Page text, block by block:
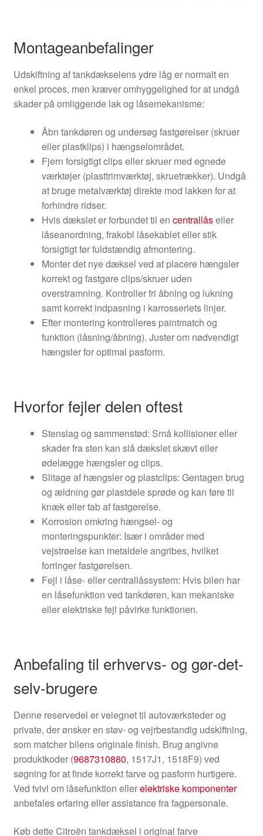
Montageanbefalinger
Udskiftning af tankdækselens ydre låg er normalt en
enkel proces, men kræver omhyggelighed for at undgå
skader på omliggende lak og låsemekanisme:
Åbn tankdøren og undersøg fastgørelser (skruer
eller plastklips) i hængselområdet.
Fjern forsigtigt clips eller skruer med egnede
værktøjer (plasttrimværktøj, skruetrækker). Undgå
at bruge metalværktøj direkte mod lakken for at
forhindre ridser.
Hvis dækslet er forbundet til en centrallåseller
låseanordning, frakobl låsekablet eller stik
forsigtigt før fuldstændig afmontering.
Monter det nye dæksel ved at placere hængsler
korrekt og fastgøre clips/skruer uden
overstramning. Kontroller fri åbning og lukning
samt korrekt indpasning i karrosseriets linjer.
Efter montering kontrolleres paintmatch og
funktion (låsning/åbning). Juster om nødvendigt
hængsler for optimal pasform.
Hvorfor fejler delen oftest
Stenslag og sammenstød: Små kollisioner eller
skader fra sten kan slå dækslet skævt eller
ødelægge hængsler og clips.
Slitage af hængsler og plastclips: Gentagen brug
og ældning gør plastdele sprøde og kan føre til
knæk eller tab af fastgørelse.
Korrosion omkring hængsel- og
monteringspunkter: Især i områder med
vejstrøelse kan metaldele angribes, hvilket
forringer fastgørelsen.
Fejl i låse- eller centrallåssystem: Hvis bilen har
en låsefunktion ved tankdøren, kan mekaniske
eller elektriske fejl påvirke funktionen.
Anbefaling til erhvervs- og gør-det-
selv-brugere
Denne reservedel er velegnet til autoværksteder og
private, der ønsker en støv- og vejrbestandig udskiftning,
som matcher bilens originale finish. Brug angivne
produktkoder (9687310880, 1517J1, 1518F9) ved
søgning for at finde korrekt farve og pasform hurtigere.
Ved tvivl om låsefunktion ellerelektriske komponenter
anbefales erfaring eller assistance fra fagpersonale.
Køb dette Citroën tankdæksel i original farve